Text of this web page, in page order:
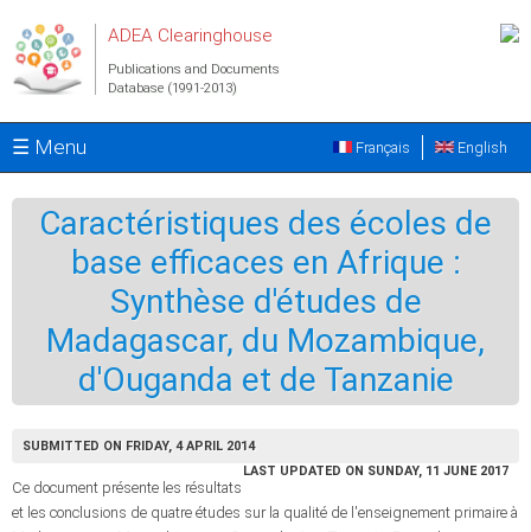
ADEA Clearinghouse
Publications and Documents
Database (1991-2013)
☰ Menu English
Français
Caractéristiques des écoles de
base efficaces en Afrique :
Synthèse d'études de
Madagascar, du Mozambique,
d'Ouganda et de Tanzanie
SUBMITTED ON FRIDAY, 4 APRIL 2014
LAST UPDATED ON SUNDAY, 11 JUNE 2017
Ce document présente les résultats
et les conclusions de quatre études sur la qualité de l'enseignement primaire à